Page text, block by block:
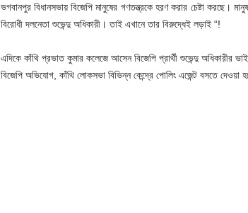
ভগবানপুর বিধানসভায় বিজেপি মানুষের গণতন্ত্রকে হরণ করার চেষ্টা করছে।
বিরোধী দলনেতা শুভেন্দু অধিকারী। তাই এখানে তার বিরুদ্ধেই লড়াই “!
এদিকে কাঁথি প্রভাত কুমার কলেজে আসেন বিজেপি প্রার্থী শুভেন্দু অধিকারীর
বিজেপি অভিযোগ, কাঁথি লোকসভা বিভিন্ন কেন্দ্রে পোলিং এজেন্ট বসতে দেওয়া